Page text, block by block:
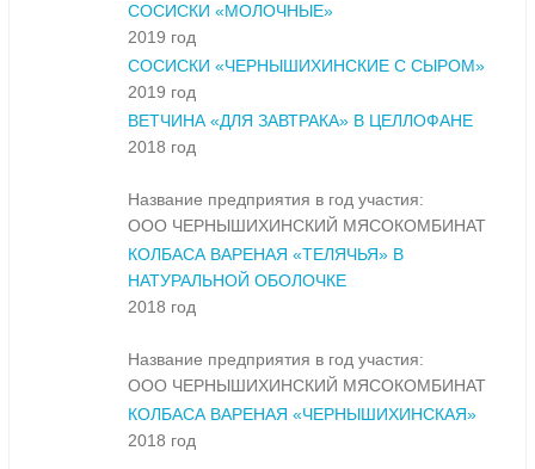
СОСИСКИ «МОЛОЧНЫЕ»
2019 год
СОСИСКИ «ЧЕРНЫШИХИНСКИЕ С СЫРОМ»
2019 год
ВЕТЧИНА «ДЛЯ ЗАВТРАКА» В ЦЕЛЛОФАНЕ
2018 год
Название предприятия в год участия:
ООО ЧЕРНЫШИХИНСКИЙ МЯСОКОМБИНАТ
КОЛБАСА ВАРЕНАЯ «ТЕЛЯЧЬЯ» В
НАТУРАЛЬНОЙ ОБОЛОЧКЕ
2018 год
Название предприятия в год участия:
ООО ЧЕРНЫШИХИНСКИЙ МЯСОКОМБИНАТ
КОЛБАСА ВАРЕНАЯ «ЧЕРНЫШИХИНСКАЯ»
2018 год